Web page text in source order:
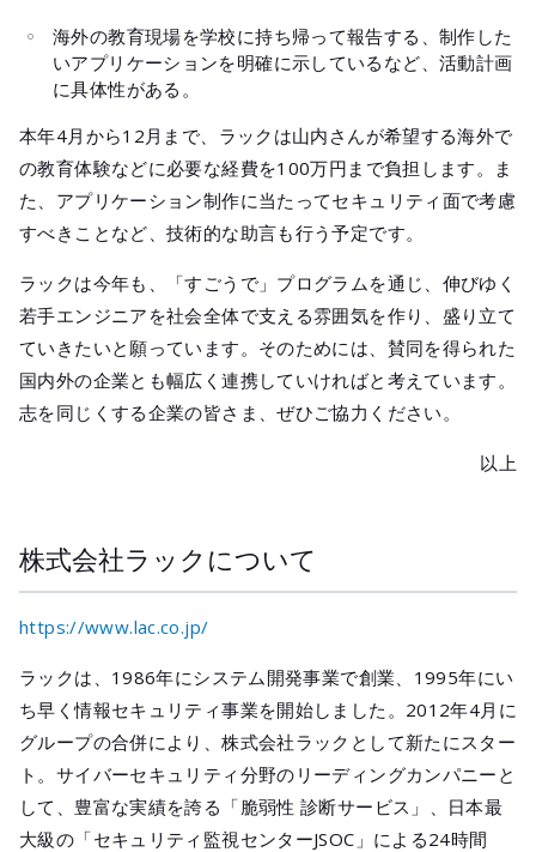
海外の教育現場を学校に持ち帰って報告する、制作した
いアプリケーションを明確に示しているなど、活動計画
に具体性がある。
本年4月から12月まで、ラックは山内さんが希望する海外で
の教育体験などに必要な経費を100万円まで負担します。ま
た、アプリケーション制作に当たってセキュリティ面で考慮
すべきことなど、技術的な助言も行う予定です。
ラックは今年も、「すごうで」プログラムを通じ、伸びゆく
若手エンジニアを社会全体で支える雰囲気を作り、盛り立て
ていきたいと願っています。そのためには、賛同を得られた
国内外の企業とも幅広く連携していければと考えています。
志を同じくする企業の皆さま、ぜひご協力ください。
以上
株式会社ラックについて
https://www.lac.co.jp/
ラックは、1986年にシステム開発事業で創業、1995年にい
ち早く情報セキュリティ事業を開始しました。2012年4月に
グループの合併により、株式会社ラックとして新たにスター
ト。サイバーセキュリティ分野のリーディングカンパニーと
して、豊富な実績を誇る「脆弱性 診断サービス」、日本最
大級の「セキュリティ監視センターJSOC」による24時間